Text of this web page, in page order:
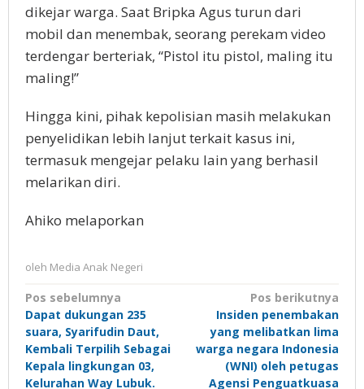
dikejar warga. Saat Bripka Agus turun dari
mobil dan menembak, seorang perekam video
terdengar berteriak, “Pistol itu pistol, maling itu
maling!”
Hingga kini, pihak kepolisian masih melakukan
penyelidikan lebih lanjut terkait kasus ini,
termasuk mengejar pelaku lain yang berhasil
melarikan diri.
Ahiko melaporkan
oleh Media Anak Negeri
Navigasi
pos
Pos sebelumnya
Dapat dukungan 235
suara, Syarifudin Daut,
Kembali Terpilih Sebagai
Kepala lingkungan 03,
Kelurahan Way Lubuk.
Pos berikutnya
Insiden penembakan
yang melibatkan lima
warga negara Indonesia
(WNI) oleh petugas
Agensi Penguatkuasa